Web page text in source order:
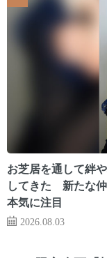
お芝居を通して絆
してきた 新たな
本気に注目
2026.08.03